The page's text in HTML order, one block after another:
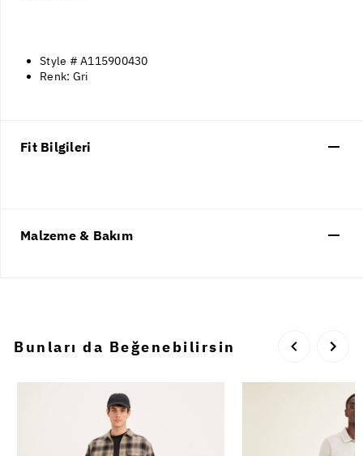
Style # A115900430
Renk: Gri
Fit Bilgileri
Malzeme & Bakım
Bunları da Beğenebilirsin